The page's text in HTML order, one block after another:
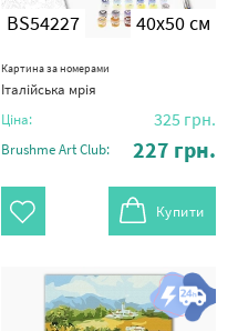
BS54227 40x50 см
Картина за номерами
Італійська мрія
Ціна: 325 грн.
Brushme Art Club: 227 грн.
Купити